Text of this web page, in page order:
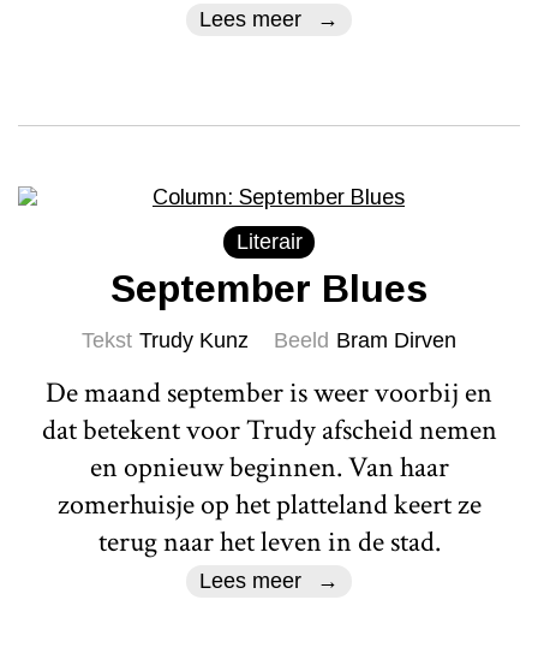
Lees meer
Literair
September Blues
Tekst Trudy Kunz Beeld Bram Dirven
De maand september is weer voorbij en
dat betekent voor Trudy afscheid nemen
en opnieuw beginnen. Van haar
zomerhuisje op het platteland keert ze
terug naar het leven in de stad.
Lees meer